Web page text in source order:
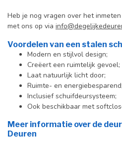
Heb je nog vragen over het
met ons op via
Voordelen van een stalen
Modern en stijlvol design;
Creëert een ruimtelijk gevoel;
Laat natuurlijk licht door;
Ruimte- en energiebesparend;
Inclusief schuifdeursysteem;
Ook beschikbaar met
Meer informatie over de
Deuren